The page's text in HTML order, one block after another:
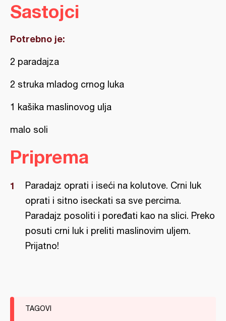
Sastojci
Potrebno je:
2 paradajza
2 struka mladog crnog luka
1 kašika maslinovog ulja
malo soli
Priprema
Paradajz oprati i iseći na kolutove. Crni luk
oprati i sitno iseckati sa sve percima.
Paradajz posoliti i poređati kao na slici. Preko
posuti crni luk i preliti maslinovim uljem.
Prijatno!
TAGOVI